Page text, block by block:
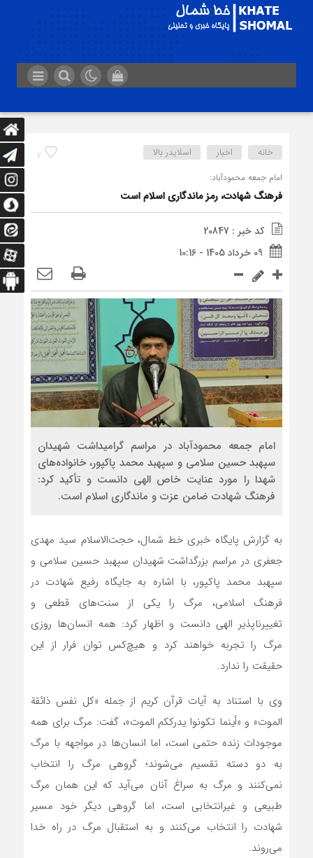
7 خانه اخبار اسلایدر بالا
امام جمعه محمودآباد:
فرهنگ شهادت، رمز ماندگاری اسلام است
کد خبر : 20847
09 خرداد 1405 - 10:16
امام جمعه محمودآباد در مراسم گرامیداشت شهیدان
سپهبد حسین سلامی و سپهبد محمد پاکپور، خانواده‌های
شهدا را مورد عنایت خاص الهی دانست و تأکید کرد:
فرهنگ شهادت ضامن عزت و ماندگاری اسلام است.
به گزارش پایگاه خبری خط شمال، حجت‌الاسلام سید مهدی
جعفری در مراسم بزرگداشت شهیدان سپهبد حسین سلامی و
سپهبد محمد پاکپور، با اشاره به جایگاه رفیع شهادت در
فرهنگ اسلامی، مرگ را یکی از سنت‌های قطعی و
تغییرناپذیر الهی دانست و اظهار کرد: همه انسان‌ها روزی
مرگ را تجربه خواهند کرد و هیچ‌کس توان فرار از این
حقیقت را ندارد.
وی با استناد به آیات قرآن کریم از جمله «کل نفس ذائقة
الموت» و «أینما تکونوا یدرککم الموت»، گفت: مرگ برای همه
موجودات زنده حتمی است، اما انسان‌ها در مواجهه با مرگ
به دو دسته تقسیم می‌شوند؛ گروهی مرگ را انتخاب
نمی‌کنند و مرگ به سراغ آنان می‌آید که این همان مرگ
طبیعی و غیرانتخابی است، اما گروهی دیگر خود مسیر
شهادت را انتخاب می‌کنند و به استقبال مرگ در راه خدا
می‌روند.